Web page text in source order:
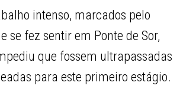
intenso, marcados pelo
se fez sentir em Ponte de Sor,
que fossem ultrapassadas
para este primeiro estágio.